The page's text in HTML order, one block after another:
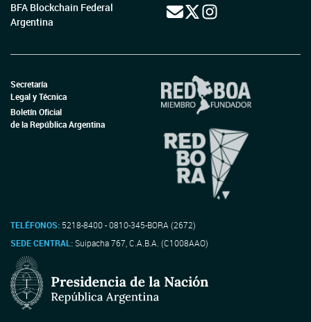
BFA Blockchain Federal
Argentina
Secretaría
Legal y Técnica
Boletín Oficial
de la República Argentina
TELÉFONOS: 5218-8400 - 0810-345-BORA (2672)
SEDE CENTRAL:Suipacha 767, C.A.B.A. (C1008AAO)